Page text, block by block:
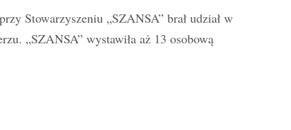
Stowarzyszeniu „SZANSA” brał udział w
„SZANSA” wystawiła aż 13 osobową